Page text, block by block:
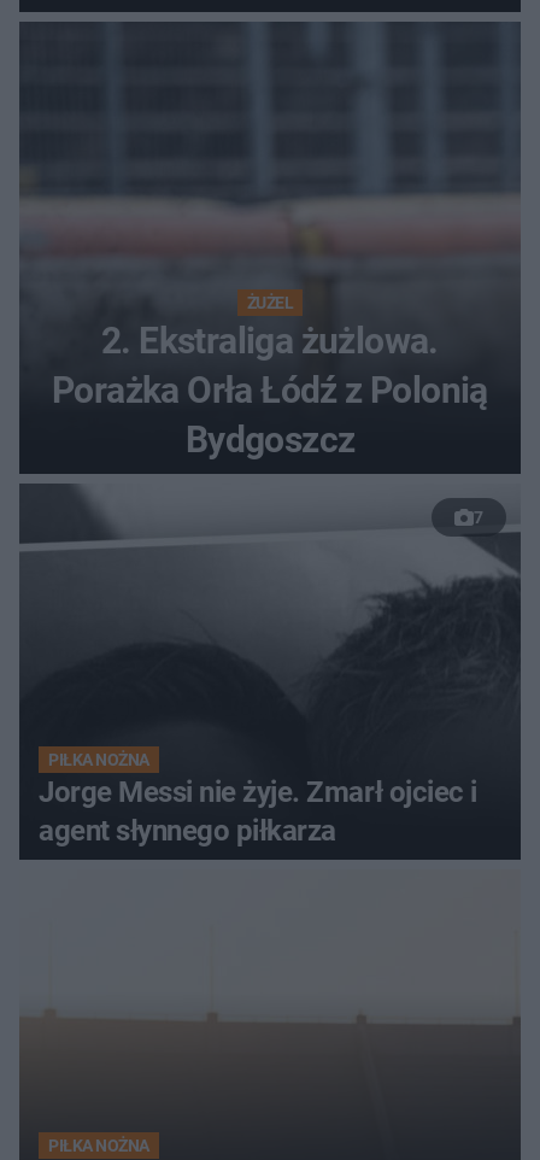
ŻUŻEL
2. Ekstraliga żużlowa.
Porażka Orła Łódź z Polonią
Bydgoszcz
7
PIŁKA NOŻNA
Jorge Messi nie żyje. Zmarł ojciec i
agent słynnego piłkarza
PIŁKA NOŻNA